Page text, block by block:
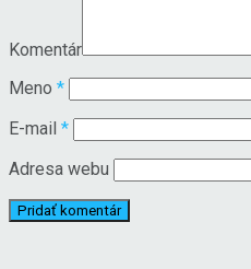
Komentár
Meno *
E-mail *
Adresa webu